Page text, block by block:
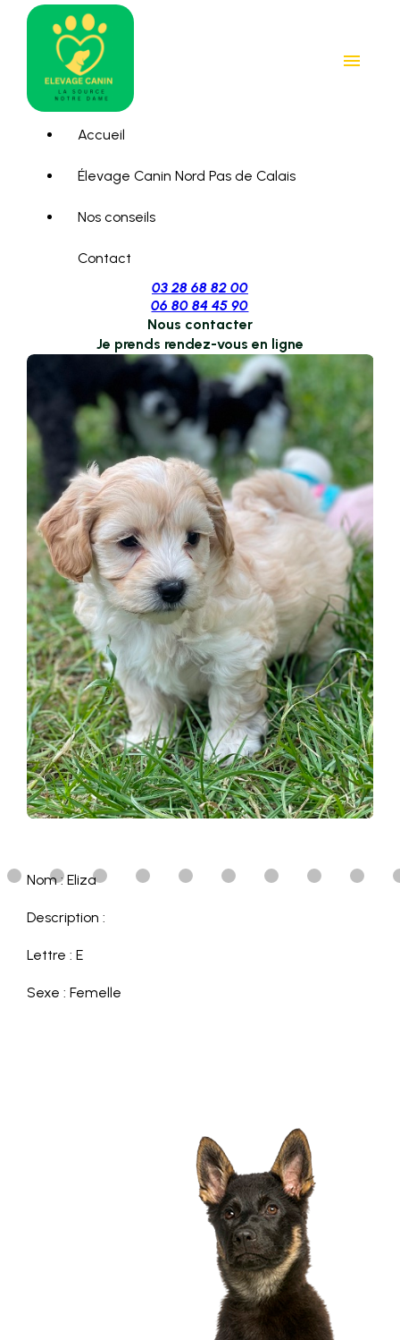
menu
Accueil
Élevage Canin Nord Pas de Calais
Nos conseils
Contact
03 28 68 82 00
06 80 84 45 90
Nous contacter
Je prends rendez-vous en ligne
Nom : Eliza
Description :
Lettre : E
Sexe : Femelle
Panneau de gestion des cookies